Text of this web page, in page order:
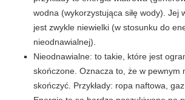
wodna (wykorzystująca siłę wody). Jej
jest zwykle niewielki (w stosunku do
nieodnawialnej).
Nieodnawialne: to takie, które jest
skończone. Oznacza to, że w pewnym
skończyć. Przykłady: ropa naftowa,